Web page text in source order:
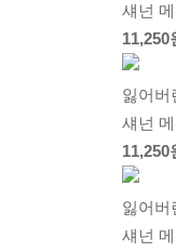
섀넌
11,250
잃어버
섀넌
11,250
잃어버
섀넌